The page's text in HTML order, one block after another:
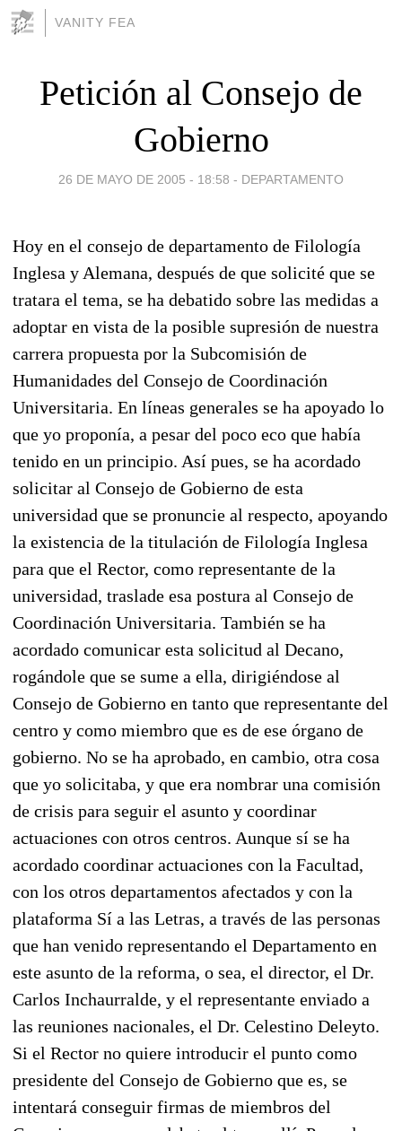
VANITY FEA
Petición al Consejo de
Gobierno
26 DE MAYO DE 2005 - 18:58 - DEPARTAMENTO
Hoy en el consejo de departamento de Filología
Inglesa y Alemana, después de que solicité que se
tratara el tema, se ha debatido sobre las medidas a
adoptar en vista de la posible supresión de nuestra
carrera propuesta por la Subcomisión de
Humanidades del Consejo de Coordinación
Universitaria. En líneas generales se ha apoyado lo
que yo proponía, a pesar del poco eco que había
tenido en un principio. Así pues, se ha acordado
solicitar al Consejo de Gobierno de esta
universidad que se pronuncie al respecto, apoyando
la existencia de la titulación de Filología Inglesa
para que el Rector, como representante de la
universidad, traslade esa postura al Consejo de
Coordinación Universitaria. También se ha
acordado comunicar esta solicitud al Decano,
rogándole que se sume a ella, dirigiéndose al
Consejo de Gobierno en tanto que representante del
centro y como miembro que es de ese órgano de
gobierno. No se ha aprobado, en cambio, otra cosa
que yo solicitaba, y que era nombrar una comisión
de crisis para seguir el asunto y coordinar
actuaciones con otros centros. Aunque sí se ha
acordado coordinar actuaciones con la Facultad,
con los otros departamentos afectados y con la
plataforma Sí a las Letras, a través de las personas
que han venido representando el Departamento en
este asunto de la reforma, o sea, el director, el Dr.
Carlos Inchaurralde, y el representante enviado a
las reuniones nacionales, el Dr. Celestino Deleyto.
Si el Rector no quiere introducir el punto como
presidente del Consejo de Gobierno que es, se
intentará conseguir firmas de miembros del